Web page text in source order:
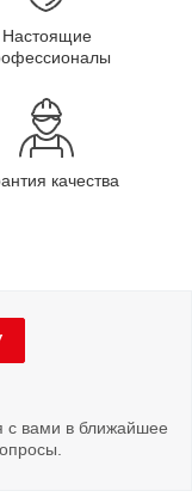
Настоящие
качества
с вами в ближайшее